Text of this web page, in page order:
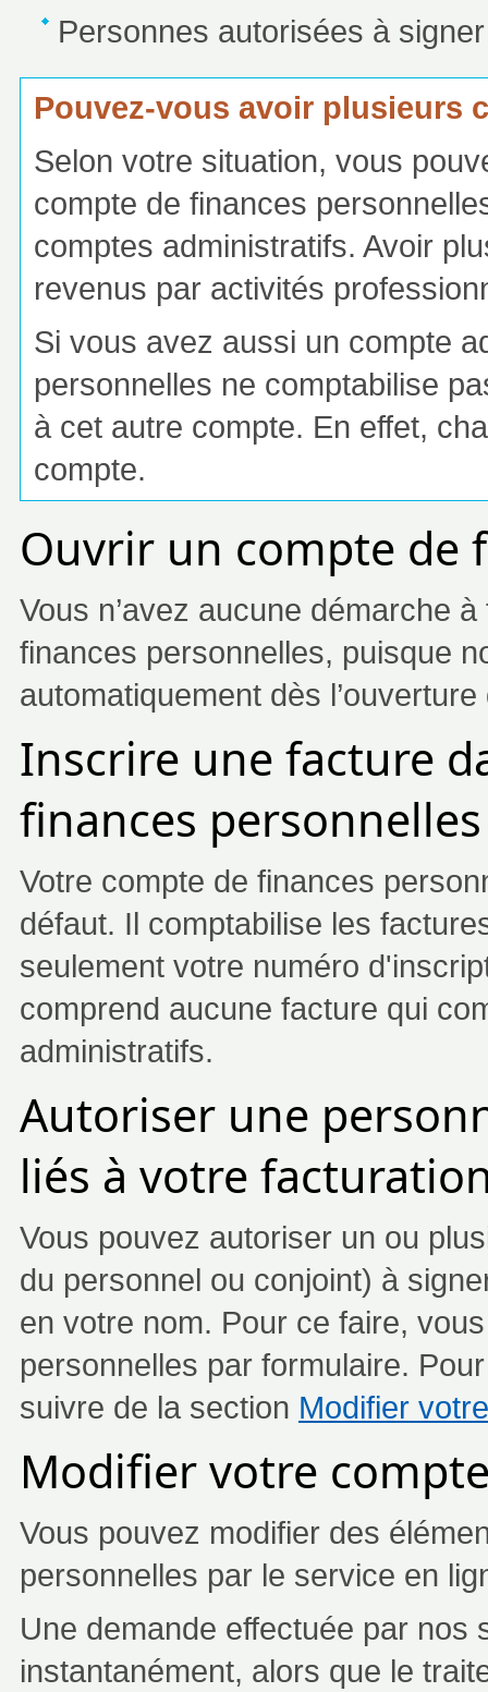
Personnes autorisées à
Pouvez-vous avoir plusieurs
Selon votre situation, vous
compte de finances
comptes administratifs. Avoir
revenus par activités
Si vous avez aussi un compte
personnelles ne comptabilise
à cet autre compte. En effet,
compte.
Ouvrir un compte de
Vous n’avez aucune démarche
finances personnelles, puisque
automatiquement dès
Inscrire une facture
finances personnelles
Votre compte de finances
défaut. Il comptabilise les
seulement votre numéro
comprend aucune facture qui
administratifs.
Autoriser une
liés à votre
Vous pouvez autoriser un ou
du personnel ou conjoint) à
en votre nom. Pour ce faire,
personnelles par formulaire.
suivre de la section Modifier
Modifier votre
Vous pouvez modifier des
personnelles par le service en
Une demande effectuée par nos
instantanément, alors que le